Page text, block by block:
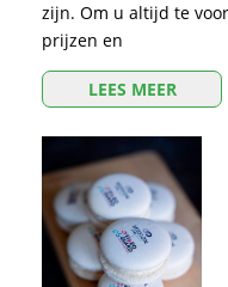
zijn. Om u altijd te
prijzen en
LEES MEER